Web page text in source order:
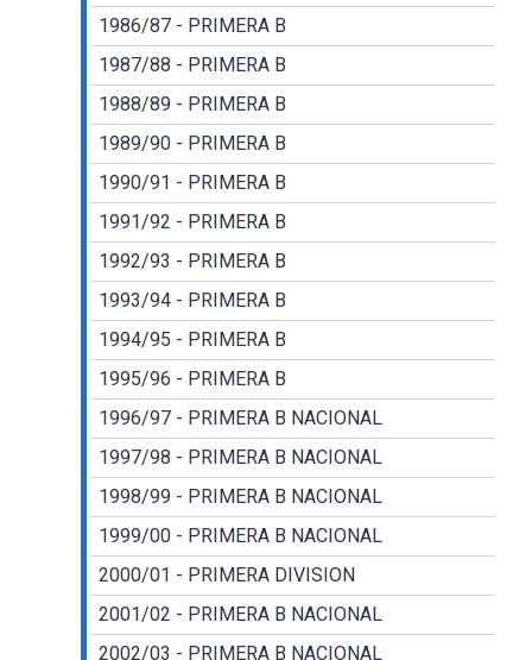
1986/87 - PRIMERA B
1987/88 - PRIMERA B
1988/89 - PRIMERA B
1989/90 - PRIMERA B
1990/91 - PRIMERA B
1991/92 - PRIMERA B
1992/93 - PRIMERA B
1993/94 - PRIMERA B
1994/95 - PRIMERA B
1995/96 - PRIMERA B
1996/97 - PRIMERA B NACIONAL
1997/98 - PRIMERA B NACIONAL
1998/99 - PRIMERA B NACIONAL
1999/00 - PRIMERA B NACIONAL
2000/01 - PRIMERA DIVISION
2001/02 - PRIMERA B NACIONAL
2002/03 - PRIMERA B NACIONAL